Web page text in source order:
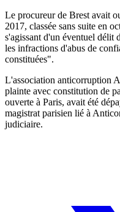
Le procureur de Brest avait
2017, classée sans suite en
s'agissant d'un éventuel délit
les infractions d'abus de
constituées".
L'association anticorruption
plainte avec constitution de
ouverte à Paris, avait été
magistrat parisien lié à
judiciaire.